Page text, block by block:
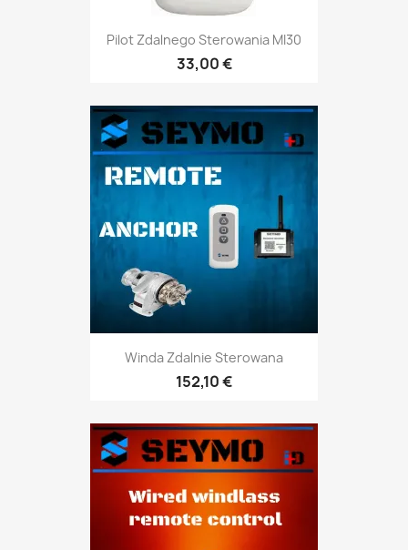
Pilot Zdalnego Sterowania MI30
33,00 €
Winda Zdalnie Sterowana
152,10 €